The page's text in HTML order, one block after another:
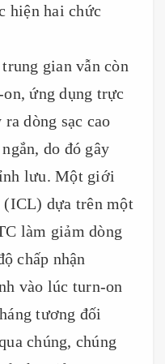
hiện hai chức
gian vẫn còn
ứng dụng trực
dòng sạc cao
do đó gây
lưu. Một giới
(ICL) dựa trên một
làm giảm dòng
chấp nhận
vào lúc turn-on
tương đối
chúng, chúng